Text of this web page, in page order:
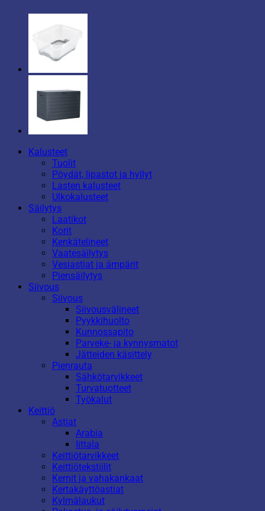
Kalusteet
Tuolit
Pöydät, lipastot ja hyllyt
Lasten kalusteet
Ulkokalusteet
Säilytys
Laatikot
Korit
Kenkätelineet
Vaatesäilytys
Vesiastiat ja ämpärit
Piensäilytys
Siivous
Siivous
Siivousvälineet
Pyykkihuolto
Kunnossapito
Parveke- ja kynnysmatot
Jätteiden käsittely
Pienrauta
Sähkötarvikkeet
Turvatuotteet
Työkalut
Keittiö
Astiat
Arabia
Iittala
Keittiötarvikkeet
Keittiötekstiilit
Kernit ja vahakankaat
Kertakäyttöastiat
Kylmälaukut